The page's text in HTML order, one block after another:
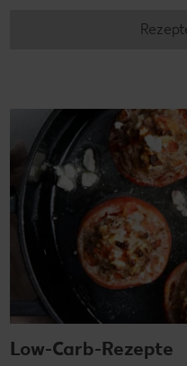
Low-Carb-Rezepte